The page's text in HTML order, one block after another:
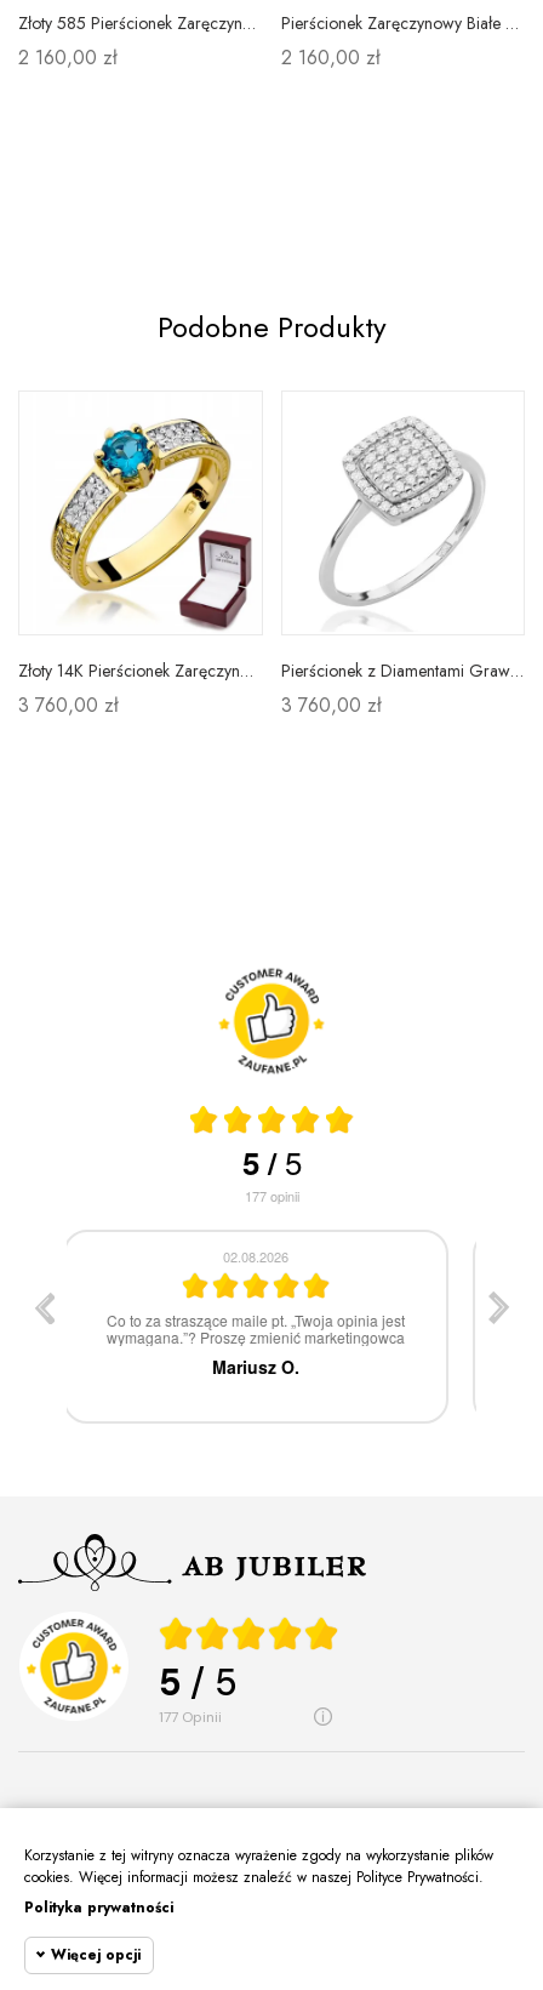
Złoty 585 Pierścionek Zaręczynowy Oliwin Diamenty
2 160,00 zł
Pierścionek Zaręczynowy Białe Złoto Oliwin Diament
2 160,00 zł
Podobne Produkty
Złoty 14K Pierścionek Zaręczynowy Topaz Diamenty
3 760,00 zł
Pierścionek z Diamentami Grawer 0,28ct Białe Złoto
3 760,00 zł
5/5
177opinii
30.07.2026
W 100% polecam
Marcin Z.
5 / 5
177 opinii
O Nas
Informacje
Moje Konto
Korzystanie z tej witryny oznacza wyrażenie zgody na wykorzystanie plików
cookies. Więcej informacji możesz znaleźć w naszej Polityce Prywatności.
Polityka prywatności
Więcej opcji